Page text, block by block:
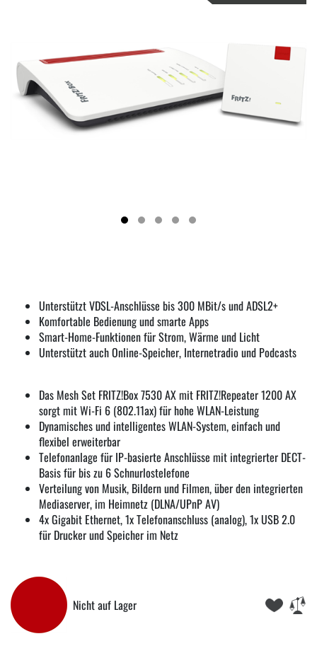
Unterstützt VDSL-Anschlüsse bis 300 MBit/s und ADSL2+
Komfortable Bedienung und smarte Apps
Smart-Home-Funktionen für Strom, Wärme und Licht
Unterstützt auch Online-Speicher, Internetradio und Podcasts
Das Mesh Set FRITZ!Box 7530 AX mit FRITZ!Repeater 1200 AX
sorgt mit Wi-Fi 6 (802.11ax) für hohe WLAN-Leistung
Dynamisches und intelligentes WLAN-System, einfach und
flexibel erweiterbar
Telefonanlage für IP-basierte Anschlüsse mit integrierter DECT-
Basis für bis zu 6 Schnurlostelefone
Verteilung von Musik, Bildern und Filmen, über den integrierten
Mediaserver, im Heimnetz (DLNA/UPnP AV)
4x Gigabit Ethernet, 1x Telefonanschluss (analog), 1x USB 2.0
für Drucker und Speicher im Netz
Nicht auf Lager